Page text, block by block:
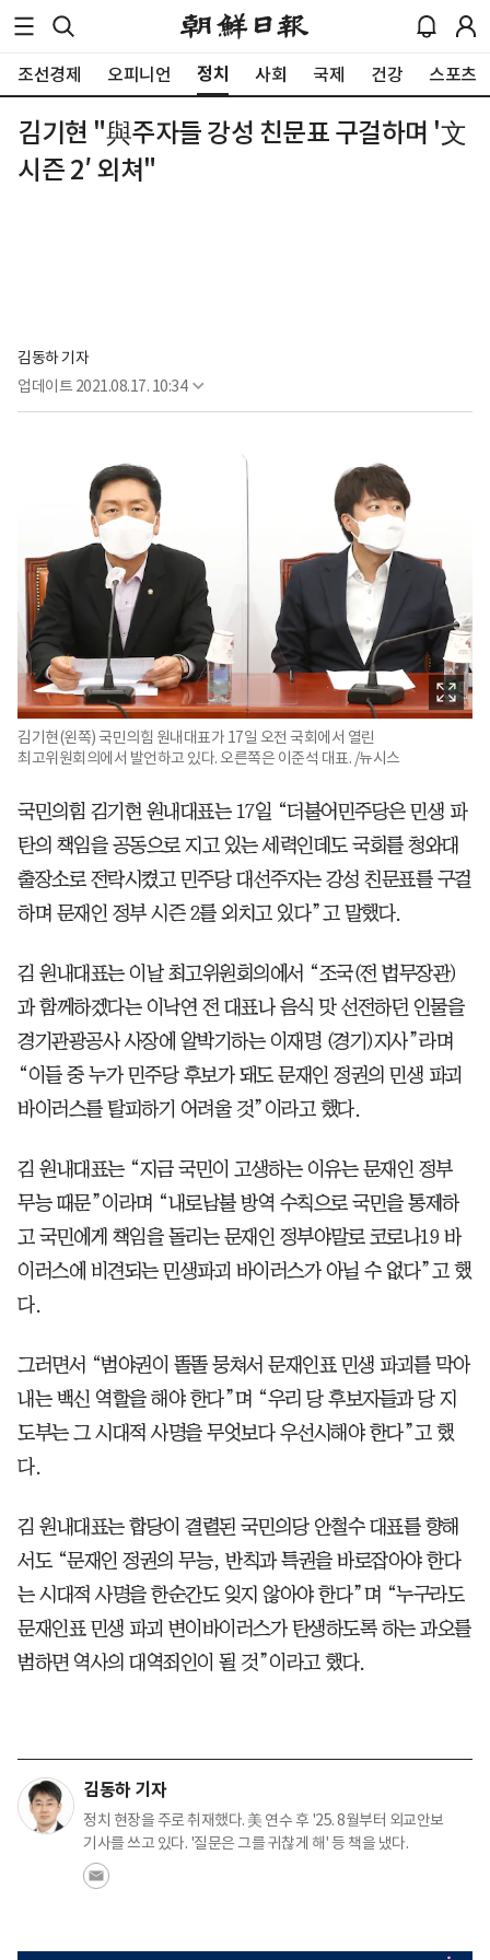
조선경제 오피니언 정치 사회 국제 건강 스포츠
김기현 "與주자들 강성 친문표 구걸하며 '文
시즌 2′ 외쳐"
김동하 기자
업데이트 2021.08.17. 10:34
김기현(왼쪽) 국민의힘 원내대표가 17일 오전 국회에서 열린
최고위원회의에서 발언하고 있다. 오른쪽은 이준석 대표. /뉴시스
국민의힘 김기현 원내대표는 17일 “더불어민주당은 민생 파
탄의 책임을 공동으로 지고 있는 세력인데도 국회를 청와대
출장소로 전락시켰고 민주당 대선주자는 강성 친문표를 구걸
하며 문재인 정부 시즌 2를 외치고 있다”고 말했다.
김 원내대표는 이날 최고위원회의에서 “조국(전 법무장관)
과 함께하겠다는 이낙연 전 대표나 음식 맛 선전하던 인물을
경기관광공사 사장에 알박기하는 이재명 (경기)지사”라며
“이들 중 누가 민주당 후보가 돼도 문재인 정권의 민생 파괴
바이러스를 탈피하기 어려울 것”이라고 했다.
김 원내대표는 “지금 국민이 고생하는 이유는 문재인 정부
무능 때문”이라며 “내로남불 방역 수칙으로 국민을 통제하
고 국민에게 책임을 돌리는 문재인 정부야말로 코로나19 바
이러스에 비견되는 민생파괴 바이러스가 아닐 수 없다”고 했
다.
그러면서 “범야권이 똘똘 뭉쳐서 문재인표 민생 파괴를 막아
내는 백신 역할을 해야 한다”며 “우리 당 후보자들과 당 지
도부는 그 시대적 사명을 무엇보다 우선시해야 한다”고 했
다.
김 원내대표는 합당이 결렬된 국민의당 안철수 대표를 향해
서도 “문재인 정권의 무능, 반칙과 특권을 바로잡아야 한다
는 시대적 사명을 한순간도 잊지 않아야 한다”며 “누구라도
문재인표 민생 파괴 변이바이러스가 탄생하도록 하는 과오를
범하면 역사의 대역죄인이 될 것”이라고 했다.
김동하 기자
정치 현장을 주로 취재했다. 美 연수 후 '25. 8월부터 외교안보
기사를 쓰고 있다. '질문은 그를 귀찮게 해' 등 책을 냈다.